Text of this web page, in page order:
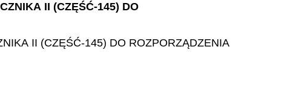
II (CZĘŚĆ-145) DO
II (CZĘŚĆ-145) DO ROZPORZĄDZENIA